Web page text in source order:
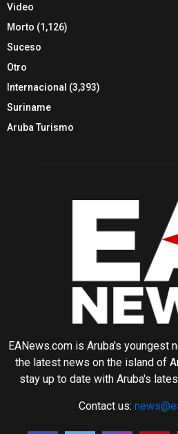
Video
Morto (1,126)
Suceso
Otro
Internacional (3,393)
Suriname
Aruba Turismo
EANews.com is Aruba's
the latest news on the island of
stay up to date with Aruba's
Contact us: